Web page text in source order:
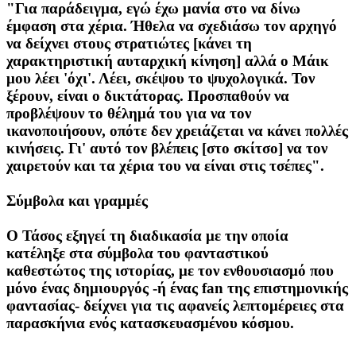
"Για παράδειγμα, εγώ έχω μανία στο να δίνω
έμφαση στα χέρια. Ήθελα να σχεδιάσω τον αρχηγό
να δείχνει στους στρατιώτες [κάνει τη
χαρακτηριστική αυταρχική κίνηση] αλλά ο Μάικ
μου λέει 'όχι'. Λέει, σκέψου το ψυχολογικά. Τον
ξέρουν, είναι ο δικτάτορας. Προσπαθούν να
προβλέψουν το θέλημά του για να τον
ικανοποιήσουν, οπότε δεν χρειάζεται να κάνει πολλές
κινήσεις. Γι' αυτό τον βλέπεις [στο σκίτσο] να τον
χαιρετούν και τα χέρια του να είναι στις τσέπες".
Σύμβολα και γραμμές
Ο Τάσος εξηγεί τη διαδικασία με την οποία
κατέληξε στα σύμβολα του φανταστικού
καθεστώτος της ιστορίας, με τον ενθουσιασμό που
μόνο ένας δημιουργός -ή ένας fan της επιστημονικής
φαντασίας- δείχνει για τις αφανείς λεπτομέρειες στα
παρασκήνια ενός κατασκευασμένου κόσμου.